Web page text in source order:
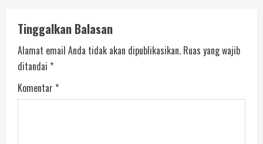
Tinggalkan Balasan
Alamat email Anda tidak akan dipublikasikan. Ruas yang wajib
ditandai *
Komentar *